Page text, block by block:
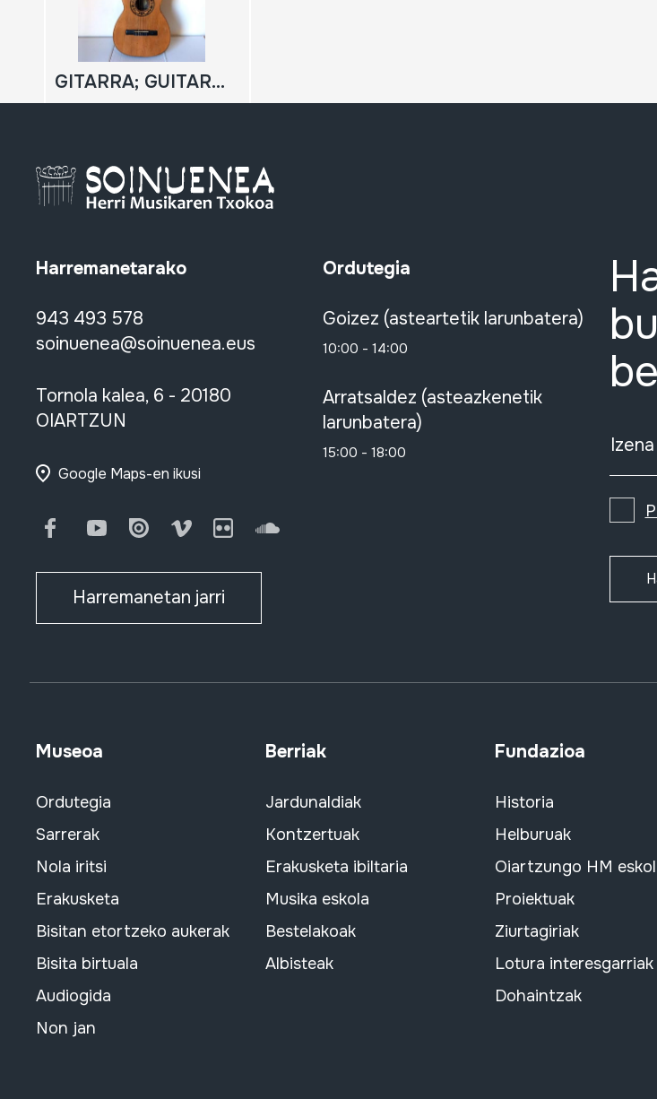
GITARRA; GUITARRA
Harremanetarako
943 493 578
soinuenea@soinuenea.eus
Tornola kalea, 6 - 20180
OIARTZUN
Google Maps-en ikusi
FacebookYoutubeIssuu Vimeo FlickrSoundCloud
Harremanetan jarri
Ordutegia
Goizez (asteartetik larunbatera)
10:00 - 14:00
Arratsaldez (asteazkenetik
larunbatera)
15:00 - 18:00 Izena
Museoa
Ordutegia
Sarrerak
Nola iritsi
Erakusketa
Bisitan etortzeko aukerak
Bisita birtuala
Audiogida
Non jan
Berriak
Jardunaldiak
Kontzertuak
Erakusketa ibiltaria
Musika eskola
Bestelakoak
Albisteak
Fundazioa
Historia
Helburuak
Oiartzungo HM
Proiektuak
Ziurtagiriak
Lotura interesgarriak
Dohaintzak